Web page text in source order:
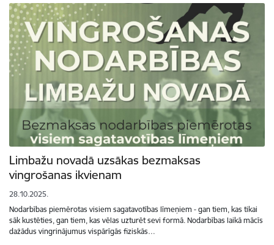
Limbažu novadā uzsākas bezmaksas
vingrošanas ikvienam
28.10.2025.
Nodarbības piemērotas visiem sagatavotības līmeņiem - gan tiem, kas tikai
sāk kustēties, gan tiem, kas vēlas uzturēt sevi formā. Nodarbības laikā mācīs
dažādus vingrinājumus vispārīgās fiziskās…